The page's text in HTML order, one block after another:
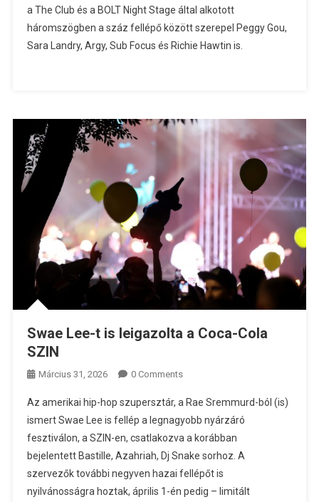
a The Club és a BOLT Night Stage által alkotott
háromszögben a száz fellépő között szerepel Peggy Gou,
Sara Landry, Argy, Sub Focus és Richie Hawtin is.
Swae Lee-t is leigazolta a Coca-Cola
SZIN
Március 31, 2026 0 Comments
Az amerikai hip-hop szupersztár, a Rae Sremmurd-ból (is)
ismert Swae Lee is fellép a legnagyobb nyárzáró
fesztiválon, a SZIN-en, csatlakozva a korábban
bejelentett Bastille, Azahriah, Dj Snake sorhoz. A
szervezők további negyven hazai fellépőt is
nyilvánosságra hoztak, április 1-én pedig – limitált